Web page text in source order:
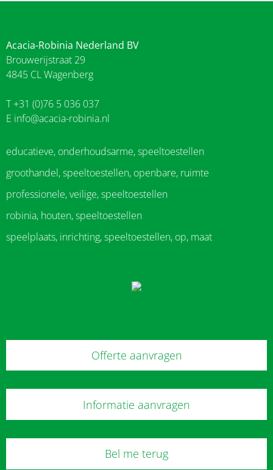
Acacia-Robinia Nederland BV
Brouwerijstraat 29
4845 CL Wagenberg
T +31 (0)76 5 036 037
E info@acacia-robinia.nl
educatieve, onderhoudsarme, speeltoestellen
groothandel, speeltoestellen, openbare, ruimte
professionele, veilige, speeltoestellen
robinia, houten, speeltoestellen
speelplaats, inrichting, speeltoestellen, op, maat
Offerte aanvragen
Informatie aanvragen
Bel me terug